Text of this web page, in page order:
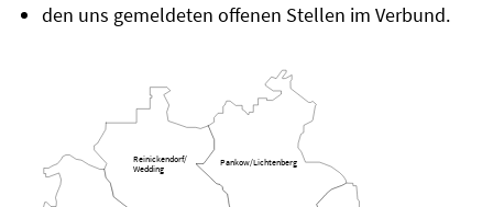
den uns gemeldeten offenen Stellen im Verbund.
Reinickendorf/
Wedding
Pankow/Lichtenberg